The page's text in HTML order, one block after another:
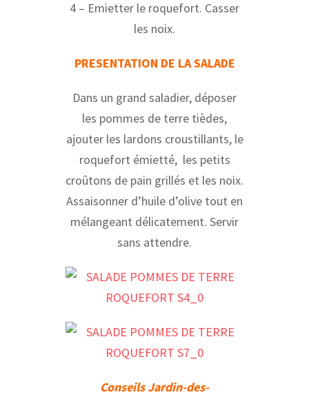
4 – Emietter le roquefort. Casser
les noix.
PRESENTATION DE LA SALADE
Dans un grand saladier, déposer
les pommes de terre tièdes,
ajouter les lardons croustillants, le
roquefort émietté, les petits
croûtons de pain grillés et les noix.
Assaisonner d’huile d’olive tout en
mélangeant délicatement. Servir
sans attendre.
Conseils Jardin-des-